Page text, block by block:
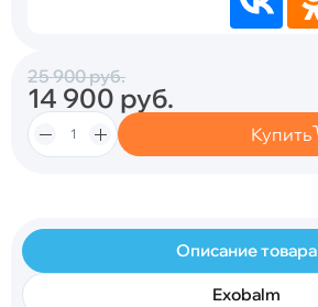
25 900руб.
14 900 руб.
Купить
Описание товара
Exobalm